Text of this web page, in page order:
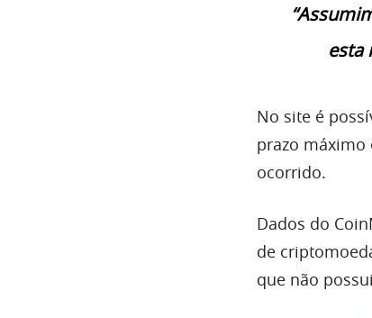
esta
No site é
prazo máximo
ocorrido.
Dados do
de
que não